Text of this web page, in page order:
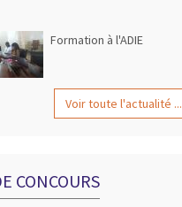
Formation à l'ADIE
Voir toute l'actualité ...
CONCOURS